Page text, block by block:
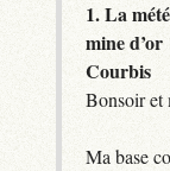
1.La
mine d’or
Courbis
Bonsoir et
Ma base